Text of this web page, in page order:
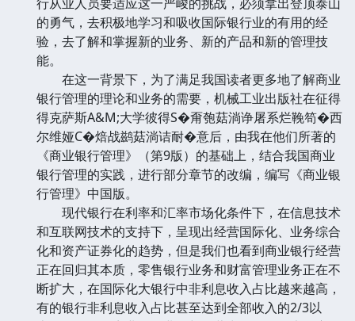
的勇气，去积极地学习和吸收国际银行业的有用的经
验，去了解和掌握新的业务、新的产品和新的管理技
能。
在这一背景下，为了满足我国读者更多地了解商业
银行管理的理论和业务的需要，机械工业出版社在征得
得克萨斯A&M;大学彼得S�甭匏菇淌诤屠系烂鞔笱�西
尔维娅C�焙战鹚菇淌诘耐�意后，由我在他们所著的
《商业银行管理》（第9版）的基础上，结合我国商业
银行管理的实践，进行部分章节的改编，编写《商业银
行管理》中国版。
现代银行在利率和汇率市场化条件下，在信息技术
和互联网技术的支持下，呈现出经营国际化、业务综合
化和资产证券化的趋势，但是我们也看到商业银行经营
正在回归其本质，零售银行业务和财富管理业务正在不
断扩大，在国际化大银行中非利息收入占比越来越高，
有的银行非利息收入占比甚至达到全部收入的2/3以